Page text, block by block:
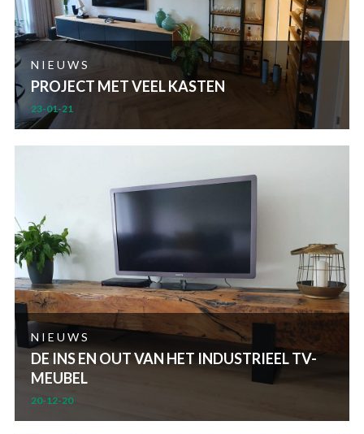
NIEUWS
PROJECT MET VEEL KASTEN
23-01-21
NIEUWS
DE INS EN OUT VAN HET INDUSTRIEEL TV-
MEUBEL
20-12-20